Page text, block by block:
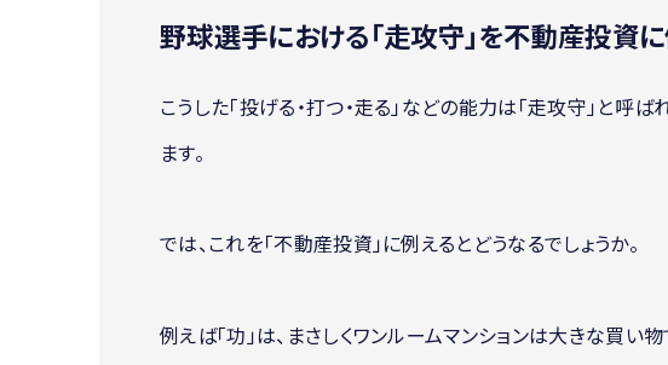
野球選手における「走攻守」を不動産投資に
こうした「投げる・打つ・走る」などの能力は「走攻守」と
ます。
では、これを「不動産投資」に例えるとどうなるでしょうか。
例えば「功」は、まさしくワンルームマンションは大きな買